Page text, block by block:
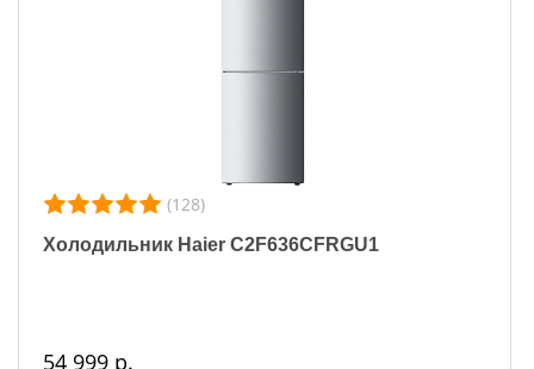
(128)
Холодильник Haier C2F636CFRGU1
54 999 р.